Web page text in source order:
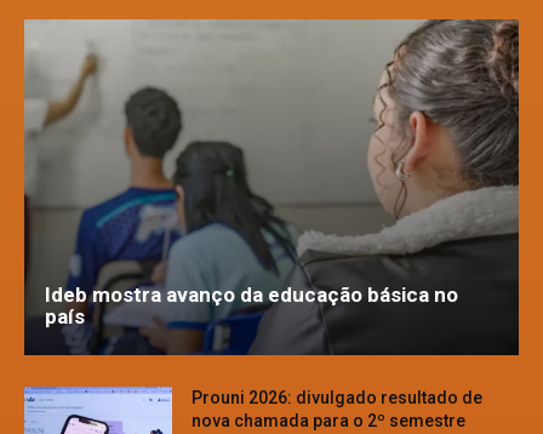
Ideb mostra avanço da educação básica no
país
Prouni 2026: divulgado resultado de
nova chamada para o 2º semestre